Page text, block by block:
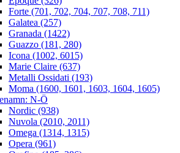
Forte (701, 702, 704, 707, 708, 711)
Galatea (257)
Granada (1422)
Guazzo (181, 280)
Icona (1002, 6015)
Marie Claire (637)
Metalli Ossidati (193)
Moma (1600, 1601, 1603, 1604, 1605)
N-Ö
Nordic (938)
Nuvola (2010, 2011)
Omega (1314, 1315)
Opera (961)